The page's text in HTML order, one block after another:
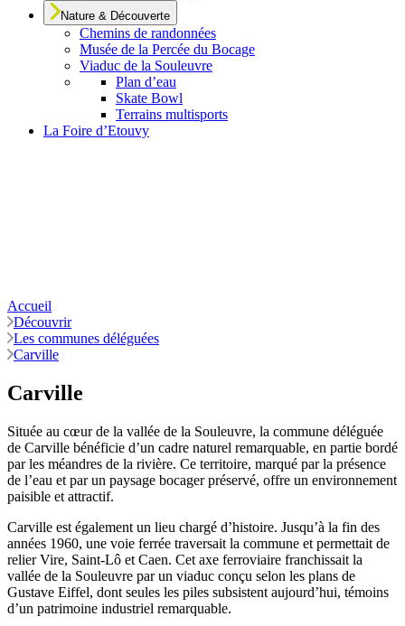
Nature & Découverte
Chemins de randonnées
Musée de la Percée du Bocage
Viaduc de la Souleuvre
Plan d’eau
Skate Bowl
Terrains multisports
La Foire d’Etouvy
Accueil
Découvrir
Les communes déléguées
Carville
Carville
Située au cœur de la vallée de la Souleuvre, la commune déléguée
de Carville bénéficie d’un cadre naturel remarquable, en partie bordé
par les méandres de la rivière. Ce territoire, marqué par la présence
de l’eau et par un paysage bocager préservé, offre un environnement
paisible et attractif.
Carville est également un lieu chargé d’histoire. Jusqu’à la fin des
années 1960, une voie ferrée traversait la commune et permettait de
relier Vire, Saint-Lô et Caen. Cet axe ferroviaire franchissait la
vallée de la Souleuvre par un viaduc conçu selon les plans de
Gustave Eiffel, dont seules les piles subsistent aujourd’hui, témoins
d’un patrimoine industriel remarquable.